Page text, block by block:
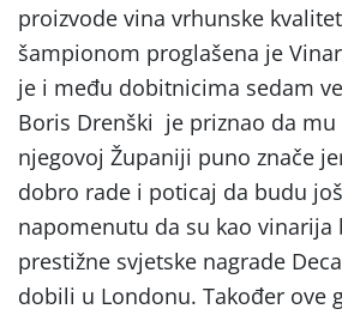
proizvode vina vrhunske
šampionom proglašena je
je i među dobitnicima sedam
Boris Drenški je priznao da mu
njegovoj Županiji puno znače
dobro rade i poticaj da budu
napomenutu da su kao
prestižne svjetske nagrade
dobili u Londonu. Također ove